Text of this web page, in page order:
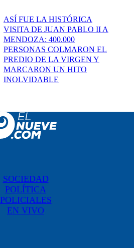
ASÍ FUE LA HISTÓRICA
VISITA DE JUAN PABLO II A
MENDOZA: 400.000
PERSONAS COLMARON EL
PREDIO DE LA VIRGEN Y
MARCARON UN HITO
INOLVIDABLE
SOCIEDAD
POLÍTICA
POLICIALES
EN VIVO